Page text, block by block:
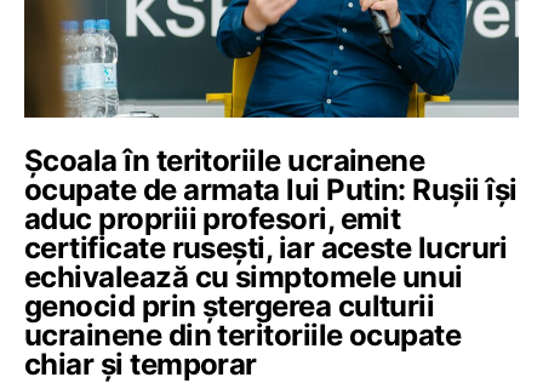
Școala în teritoriile ucrainene
ocupate de armata lui Putin: Rușii își
aduc propriii profesori, emit
certificate rusești, iar aceste lucruri
echivalează cu simptomele unui
genocid prin ștergerea culturii
ucrainene din teritoriile ocupate
chiar și temporar